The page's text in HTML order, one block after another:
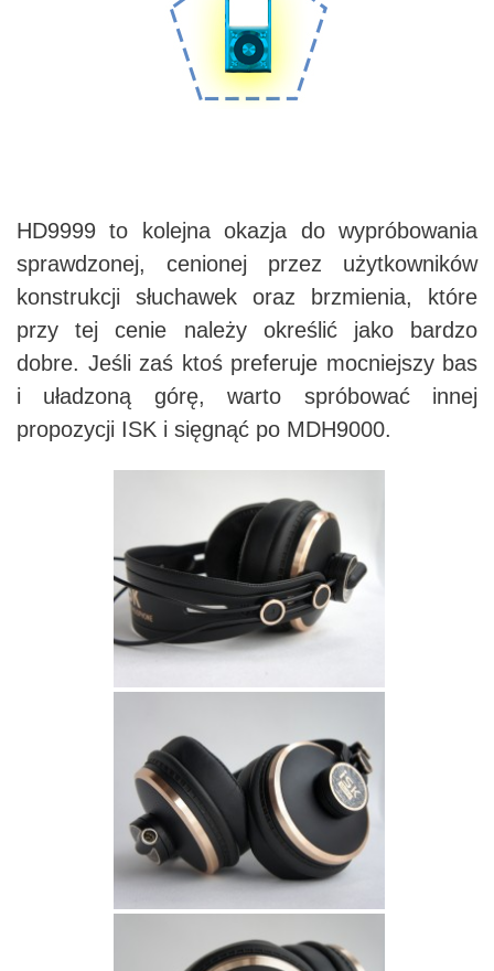
HD9999 to kolejna okazja do wypróbowania
sprawdzonej, cenionej przez użytkowników
konstrukcji słuchawek oraz brzmienia, które
przy tej cenie należy określić jako bardzo
dobre. Jeśli zaś ktoś preferuje mocniejszy bas
i uładzoną górę, warto spróbować innej
propozycji ISK i sięgnąć po MDH9000.